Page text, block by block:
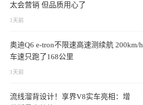
太会营销 但品质用心了
1天前
奥迪Q6 e-tron不限速高速测续航 200km/h
车速只跑了168公里
1天前
流线溜背设计！享界V8实车亮相：增